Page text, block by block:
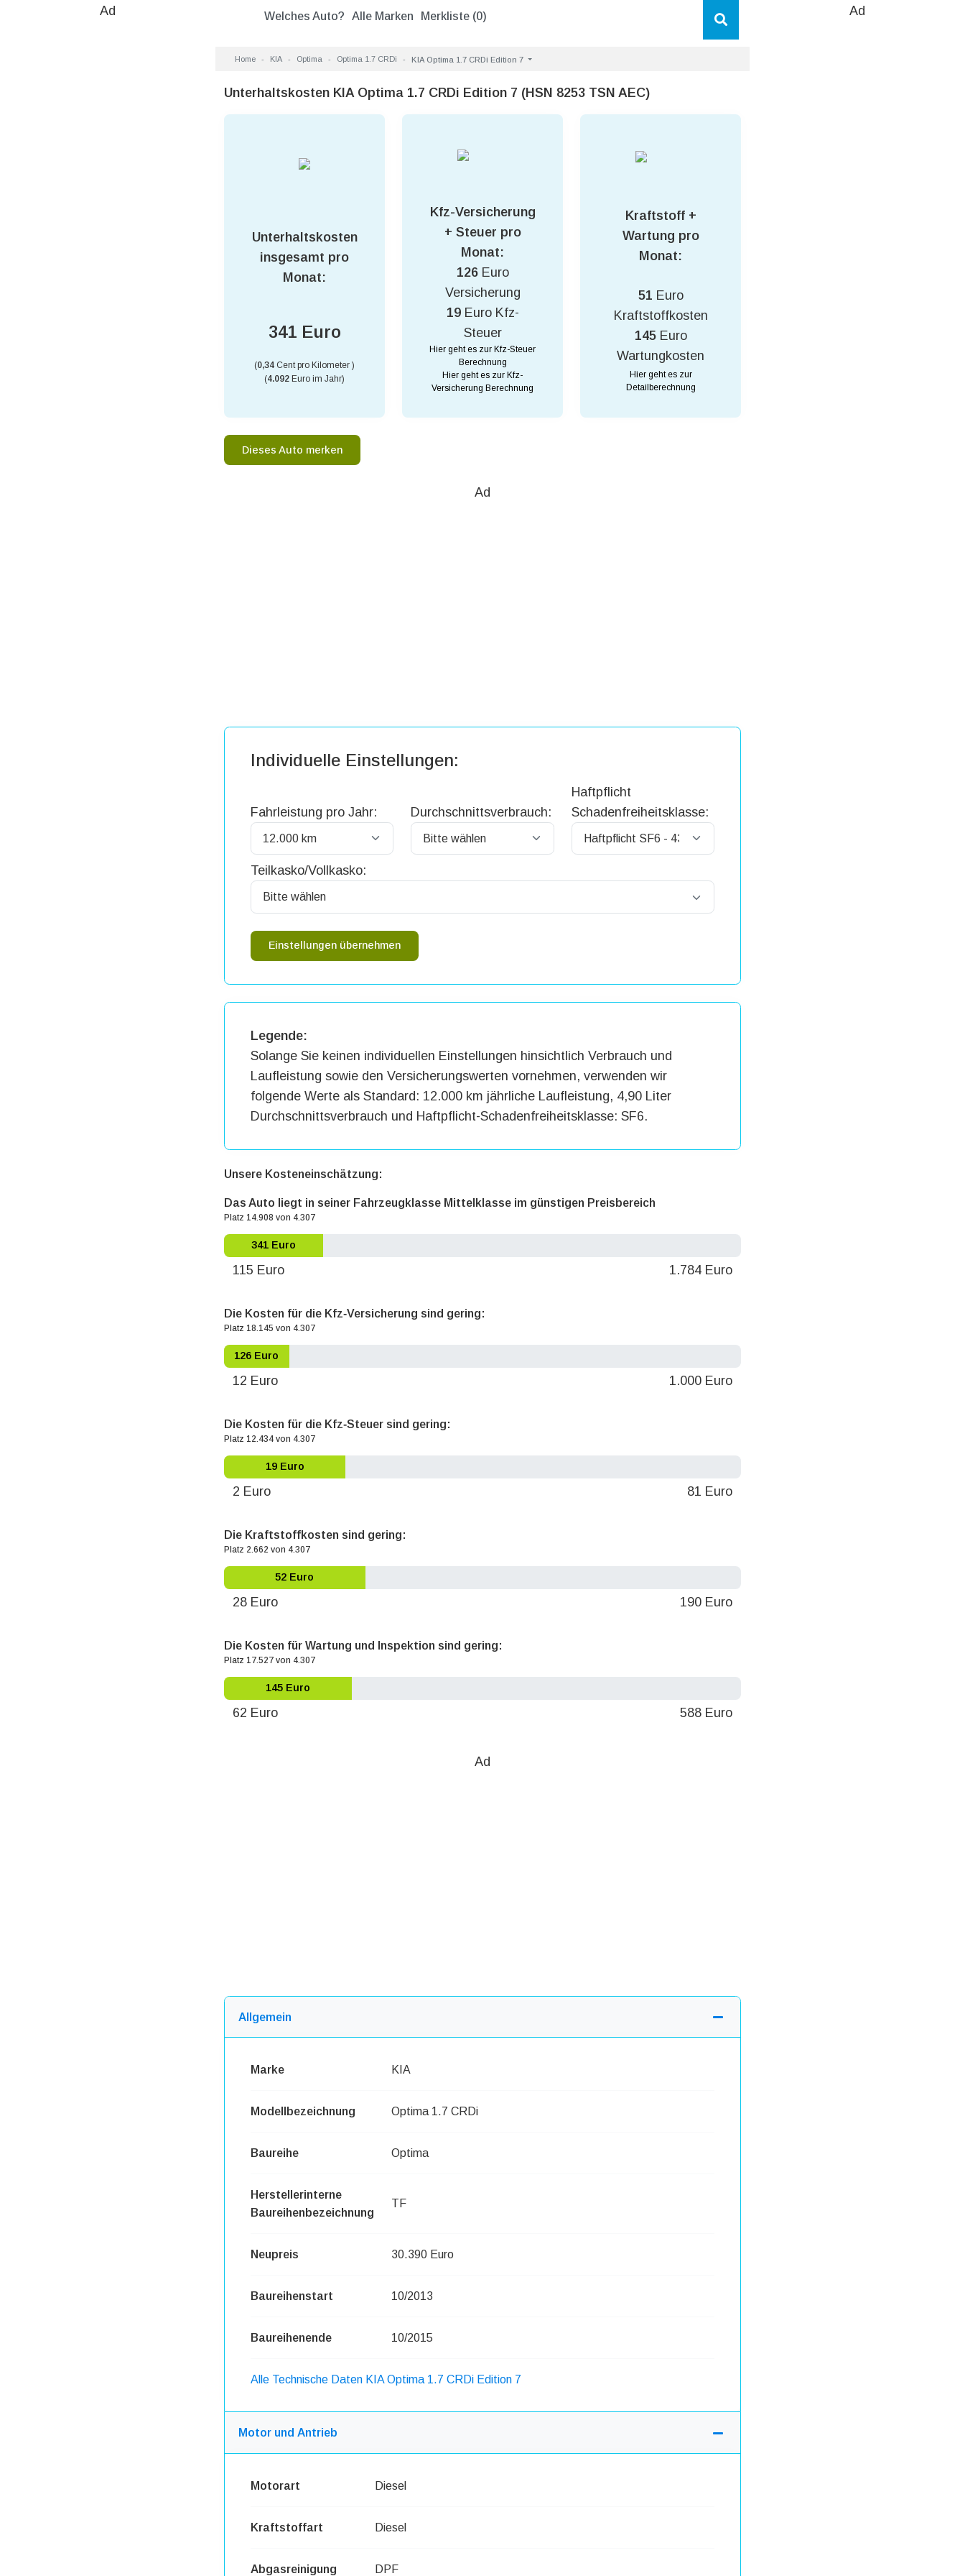
Welches Auto? Alle Marken Merkliste (0)
Ad Ad
Home KIA Optima Optima 1.7 CRDi KIA Optima 1.7 CRDi Edition 7
Unterhaltskosten KIA Optima 1.7 CRDi Edition 7 (HSN 8253 TSN AEC)
Unterhaltskosten
insgesamt pro
Monat:
341 Euro
(0,34 Cent pro Kilometer )
(4.092 Euro im Jahr)
Kfz-Versicherung
+ Steuer pro
Monat:
126 Euro
Versicherung
19 Euro Kfz-
Steuer
Hier geht es zur Kfz-Steuer
Berechnung
Hier geht es zur Kfz-
Versicherung Berechnung
Kraftstoff +
Wartung pro
Monat:
51 Euro
Kraftstoffkosten
145 Euro
Wartungkosten
Hier geht es zur
Detailberechnung
Dieses Auto merken
Ad
Individuelle Einstellungen:
Fahrleistung pro Jahr: Durchschnittsverbrauch:
Haftpflicht
Schadenfreiheitsklasse:
Teilkasko/Vollkasko:
Einstellungen übernehmen
Legende:
Solange Sie keinen individuellen Einstellungen hinsichtlich Verbrauch und
Laufleistung sowie den Versicherungswerten vornehmen, verwenden wir
folgende Werte als Standard: 12.000 km jährliche Laufleistung, 4,90 Liter
Durchschnittsverbrauch und Haftpflicht-Schadenfreiheitsklasse: SF6.
Unsere Kosteneinschätzung:
Das Auto liegt in seiner Fahrzeugklasse Mittelklasse im günstigen Preisbereich
Platz 14.908 von 4.307
341 Euro
115 Euro 1.784 Euro
Die Kosten für die Kfz‐Versicherung sind gering:
Platz 18.145 von 4.307
126 Euro
12 Euro 1.000 Euro
Die Kosten für die Kfz‐Steuer sind gering:
Platz 12.434 von 4.307
19 Euro
2 Euro 81 Euro
Die Kraftstoffkosten sind gering:
Platz 2.662 von 4.307
52 Euro
28 Euro 190 Euro
Die Kosten für Wartung und Inspektion sind gering:
Platz 17.527 von 4.307
145 Euro
62 Euro 588 Euro
Ad
Allgemein
Marke KIA
Modellbezeichnung Optima 1.7 CRDi
Baureihe Optima
Herstellerinterne
Baureihenbezeichnung
TF
Neupreis 30.390 Euro
Baureihenstart 10/2013
Baureihenende 10/2015
Alle Technische Daten KIA Optima 1.7 CRDi Edition 7
Motor und Antrieb
Motorart Diesel
Kraftstoffart Diesel
Abgasreinigung DPF